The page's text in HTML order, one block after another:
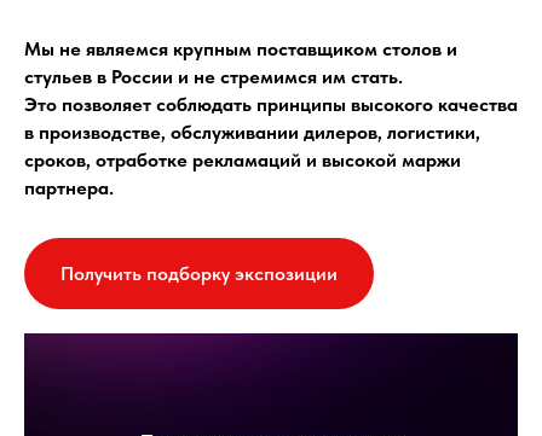
Мы не являемся крупным поставщиком столов и
стульев в России и не стремимся им стать.
Это позволяет соблюдать принципы высокого качества
в производстве, обслуживании дилеров, логистики,
сроков, отработке рекламаций и высокой маржи
партнера.
Получить подборку экспозиции